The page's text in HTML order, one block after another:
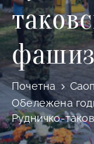
Почетна
Обележена
Рудничко-